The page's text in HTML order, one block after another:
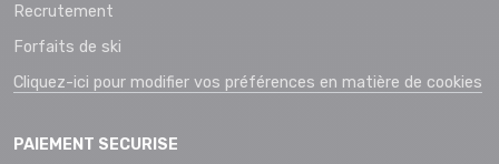
Recrutement
Forfaits de ski
Cliquez-ici pour modifier vos préférences en matière de cookies
PAIEMENT SECURISE